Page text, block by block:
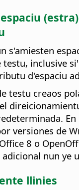
s'amiesten
testu, inclusive
d'espaciu
testu creaos
versiones de
8 o
nun ye
llinies